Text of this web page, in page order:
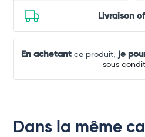
Livraison
En achetantce produit, je
sous
Dans la même